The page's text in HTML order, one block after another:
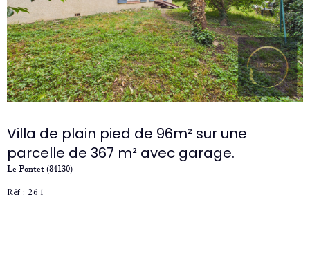
Villa de plain pied de 96m² sur une
parcelle de 367 m² avec garage.
Le Pontet (84130)
Réf : 261